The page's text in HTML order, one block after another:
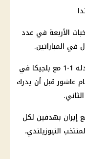
الأربعة في عدد
في المباراتين.
وحصل منتخب مصر على نقطة عقب تعادله 1-1 مع بلجيكا في
عاشور قبل أن يدرك
إيران بهدفين لكل
النيوزيلندي،